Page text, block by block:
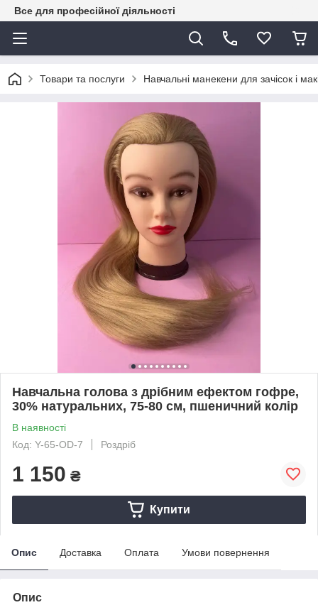
Все для професійної діяльності
Товари та послуги Навчальні манекени для зачісок і
Навчальна голова з дрібним ефектом гофре,
30% натуральних, 75-80 см, пшеничний колір
В наявності
Код: Y-65-OD-7
Роздріб
1 150 ₴
Купити
Опис Доставка Оплата Умови повернення
Опис